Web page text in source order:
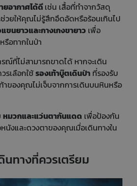
ยอากาศได้ดีเช่น เสื้อที่ทำจากวัสดุ
ช่วยให้คุณไม่รู้สึกอึดอัดหรือร้อนเกินไป
ขนยาวและกางเกงขายาว เพื่อ
รือทากในป่า
ณ์ที่ไม่สามารถขาดได้ หากจะเดิน
รเลือกใช้รองเท้าบู๊ตเดินป่า ที่รองรับ
าของคุณไม่เจ็บจากการเดินบนหินหรือ
หมวกและแว่นตากันแดด เพื่อป้องกัน
นังและดวงตาของคุณเมื่อเดินทางใน
ทางที่ควรเตรียม